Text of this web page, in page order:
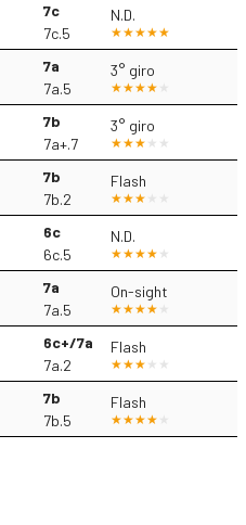
7c
7c.5
N.D.
7a
7a.5
3° giro
7b
7a+.7
3° giro
7b
7b.2
Flash
6c
6c.5
N.D.
7a
7a.5
On-sight
6c+/7a
7a.2
Flash
7b
7b.5
Flash